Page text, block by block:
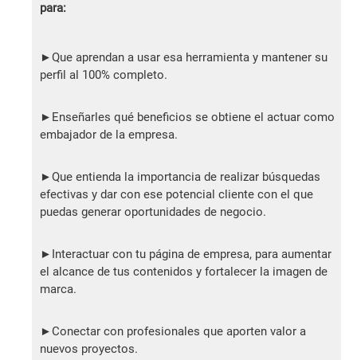
para:
►Que aprendan a usar esa herramienta y mantener su
perfil al 100% completo.
►Enseñarles qué beneficios se obtiene el actuar como
embajador de la empresa.
►Que entienda la importancia de realizar búsquedas
efectivas y dar con ese potencial cliente con el que
puedas generar oportunidades de negocio.
►Interactuar con tu página de empresa, para aumentar
el alcance de tus contenidos y fortalecer la imagen de
marca.
►Conectar con profesionales que aporten valor a
nuevos proyectos.